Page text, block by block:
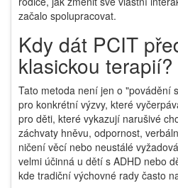
začalo spolupracovat.
Kdy dát PCIT
klasickou terapií?
Tato metoda není jen o "povádění
pro konkrétní výzvy, které
pro děti, které vykazují narušivé
záchvaty hněvu, odpornost,
ničení věcí nebo neustálé
velmi účinná u dětí s ADHD nebo
kde tradiční výchovné rady často